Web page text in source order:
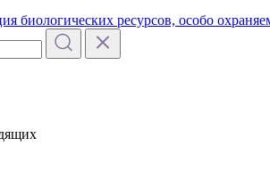
биологических ресурсов, особо